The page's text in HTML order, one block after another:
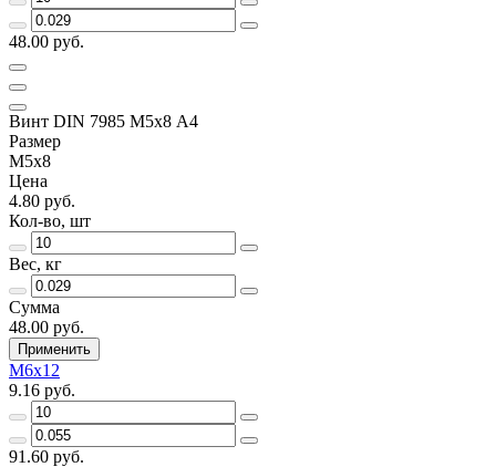
48.00 руб.
Винт DIN 7985 М5х8 A4
Размер
М5х8
Цена
4.80 руб.
Кол-во, шт
Вес, кг
Сумма
48.00 руб.
Применить
М6х12
9.16 руб.
91.60 руб.